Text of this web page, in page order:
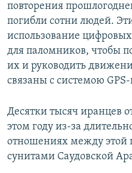
повторения
погибли сотни людей.
использование
для паломников, чтобы
их и руководить
связаны с системою
Десятки тысяч иранцев
этом году из-за
отношениях между этой
сунитами Саудовской